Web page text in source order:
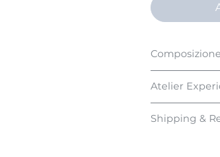
Composizione
Atelier
Shipping &